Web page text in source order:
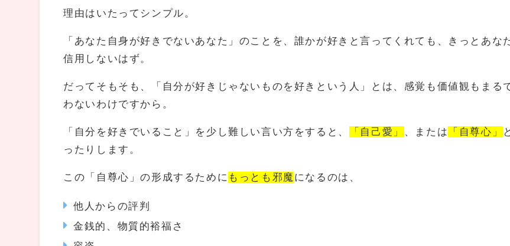
理由はいたってシンプル。
「あなた自身が好きでないあなた」のことを、誰かが好きと言ってくれても、きっとあな
信用しないはず。
だってそもそも、「自分が好きじゃないものを好きという人」とは、感覚も価値観もまる
わないわけですから。
「自分を好きでいること」を少し難しい言い方をすると、 「自己愛」 、または 「自尊心」
ったりします。
この「自尊心」の形成するために もっとも邪魔 になるのは、
他人からの評判
金銭的、物質的裕福さ